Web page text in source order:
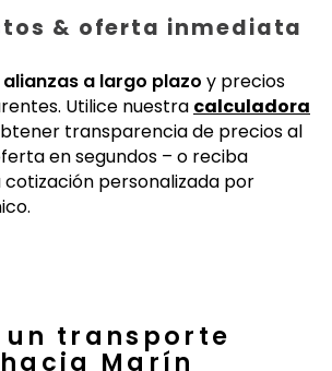
& oferta inmediata
alianzas a largo plazo y precios
Utilice nuestra calculadora
transparencia de precios al
en segundos – o reciba
personalizada por
un transporte
Marín